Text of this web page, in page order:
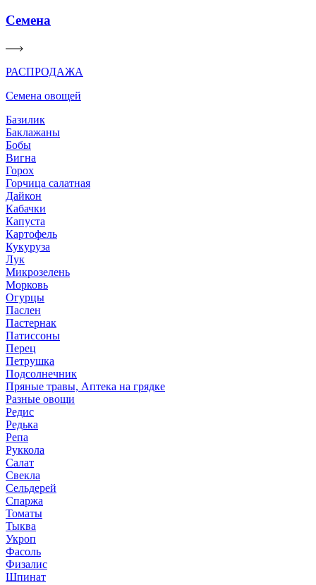
Семена
РАСПРОДАЖА
Семена овощей
Базилик
Баклажаны
Бобы
Вигна
Горох
Горчица салатная
Дайкон
Кабачки
Капуста
Картофель
Кукуруза
Лук
Микрозелень
Морковь
Огурцы
Паслен
Пастернак
Патиссоны
Перец
Петрушка
Подсолнечник
Пряные травы, Аптека на грядке
Разные овощи
Редис
Редька
Репа
Руккола
Салат
Свекла
Сельдерей
Спаржа
Томаты
Тыква
Укроп
Фасоль
Физалис
Шпинат